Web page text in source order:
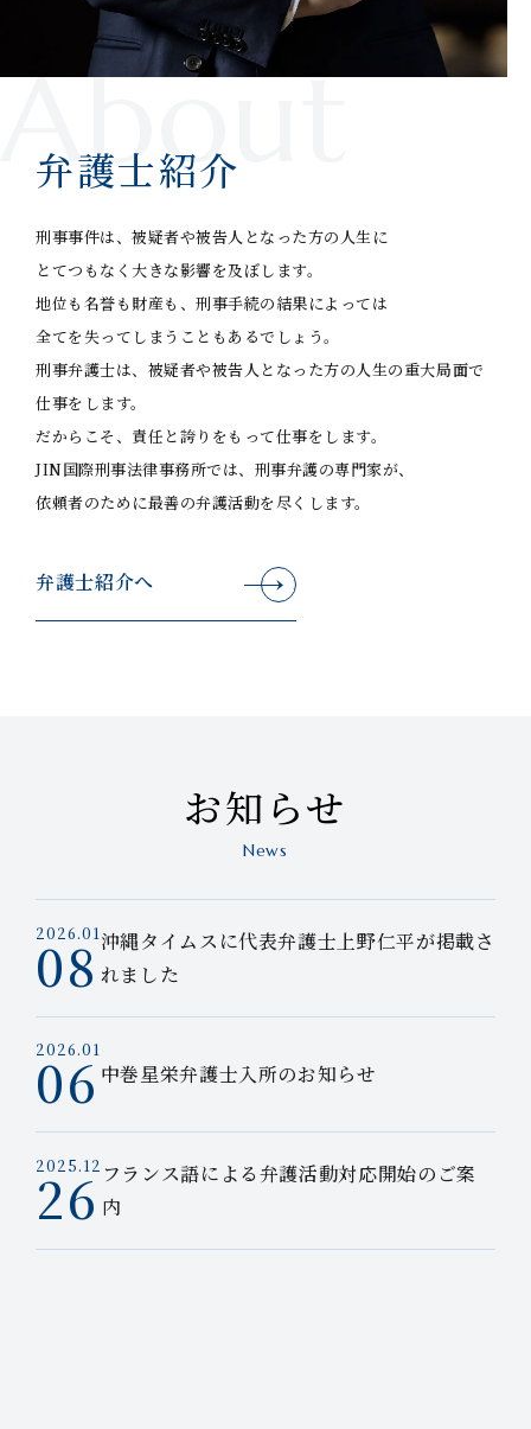
About
弁護士紹介
刑事事件は、被疑者や被告人となった方の人生に
とてつもなく大きな影響を及ぼします。
地位も名誉も財産も、刑事手続の結果によっては
全てを失ってしまうこともあるでしょう。
刑事弁護士は、被疑者や被告人となった方の人生の重大局面で
仕事をします。
だからこそ、責任と誇りをもって仕事をします。
JIN国際刑事法律事務所では、刑事弁護の専門家が、
依頼者のために最善の弁護活動を尽くします。
弁護士紹介へ
お知らせ
News
2026.01
08 沖縄タイムスに代表弁護士上野仁平が掲載さ
れました
2026.01
06 中巻星栄弁護士入所のお知らせ
2025.12
26 フランス語による弁護活動対応開始のご案
内